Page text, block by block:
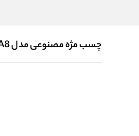
چسب مژه مصنوعی مدل A8 وزن 5 گرم